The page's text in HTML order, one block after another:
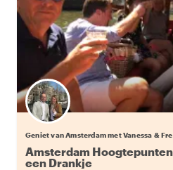
Geniet van Amsterdam met Vanessa &
Amsterdam
een Drankje